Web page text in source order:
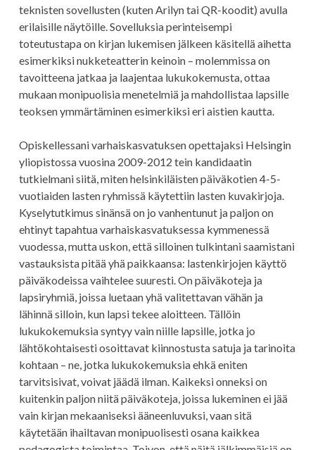
teknisten sovellusten (kuten Arilyn tai QR-koodit) avulla
erilaisille näytöille. Sovelluksia perinteisempi
toteutustapa on kirjan lukemisen jälkeen käsitellä aihetta
esimerkiksi nukketeatterin keinoin – molemmissa on
tavoitteena jatkaa ja laajentaa lukukokemusta, ottaa
mukaan monipuolisia menetelmiä ja mahdollistaa lapsille
teoksen ymmärtäminen esimerkiksi eri aistien kautta.
Opiskellessani varhaiskasvatuksen opettajaksi Helsingin
yliopistossa vuosina 2009-2012 tein kandidaatin
tutkielmani siitä, miten helsinkiläisten päiväkotien 4-5-
vuotiaiden lasten ryhmissä käytettiin lasten kuvakirjoja.
Kyselytutkimus sinänsä on jo vanhentunut ja paljon on
ehtinyt tapahtua varhaiskasvatuksessa kymmenessä
vuodessa, mutta uskon, että silloinen tulkintani saamistani
vastauksista pitää yhä paikkaansa: lastenkirjojen käyttö
päiväkodeissa vaihtelee suuresti. On päiväkoteja ja
lapsiryhmiä, joissa luetaan yhä valitettavan vähän ja
lähinnä silloin, kun lapsi tekee aloitteen. Tällöin
lukukokemuksia syntyy vain niille lapsille, jotka jo
lähtökohtaisesti osoittavat kiinnostusta satuja ja tarinoita
kohtaan – ne, jotka lukukokemuksia ehkä eniten
tarvitsisivat, voivat jäädä ilman. Kaikeksi onneksi on
kuitenkin paljon niitä päiväkoteja, joissa lukeminen ei jää
vain kirjan mekaaniseksi ääneenluvuksi, vaan sitä
käytetään ihailtavan monipuolisesti osana kaikkea